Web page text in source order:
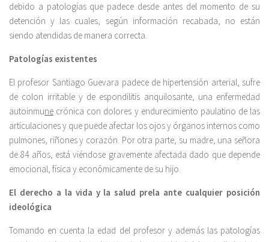
debido a patologías que padece desde antes del momento de su
detención y las cuales, según información recabada, no están
siendo atendidas de manera correcta.
Patologías existentes
El profesor Santiago Guevara padece de hipertensión arterial, sufre
de colon irritable y de espondilitis anquilosante, una enfermedad
autoinmune crónica con dolores y endurecimiento paulatino de las
articulaciones y que puede afectar los ojos y órganos internos como
pulmones, riñones y corazón. Por otra parte, su madre, una señora
de 84 años, está viéndose gravemente afectada dado que depende
emocional, física y económicamente de su hijo.
El derecho a la vida y la salud prela ante cualquier posición
ideológica
Tomando en cuenta la edad del profesor y además las patologías